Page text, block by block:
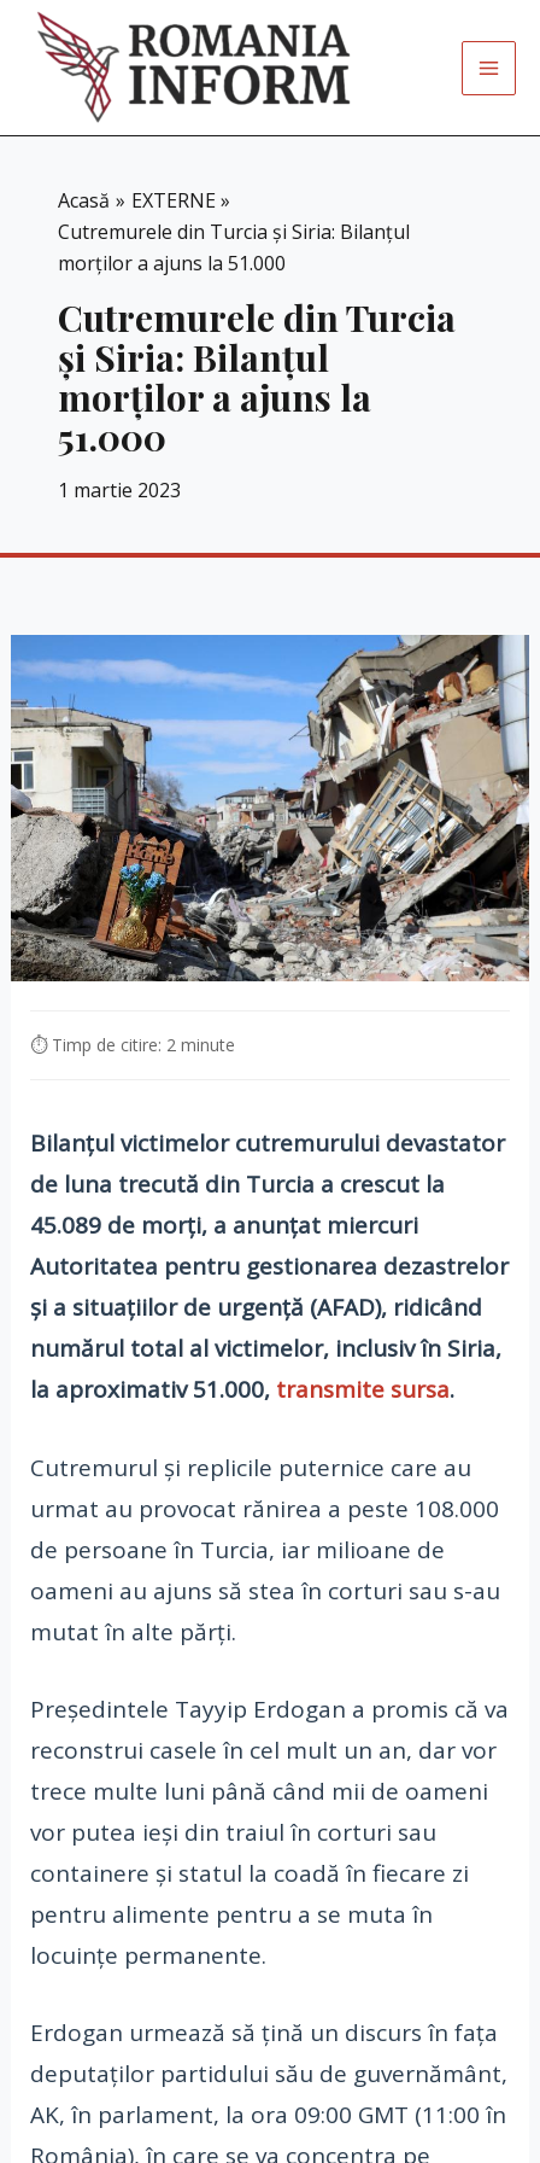
content
Acasă
EXTERNE
Cutremurele din Turcia și Siria: Bilanțul
morților a ajuns la 51.000
Cutremurele din Turcia
și Siria: Bilanțul
morților a ajuns la
51.000
1 martie 2023
⏱ Timp de citire: 2 minute
Bilanțul victimelor cutremurului devastator
de luna trecută din Turcia a crescut la
45.089 de morți, a anunțat miercuri
Autoritatea pentru gestionarea dezastrelor
și a situațiilor de urgență (AFAD), ridicând
numărul total al victimelor, inclusiv în Siria,
la aproximativ 51.000, transmite sursa.
Cutremurul și replicile puternice care au
urmat au provocat rănirea a peste 108.000
de persoane în Turcia, iar milioane de
oameni au ajuns să stea în corturi sau s-au
mutat în alte părți.
Președintele Tayyip Erdogan a promis că va
reconstrui casele în cel mult un an, dar vor
trece multe luni până când mii de oameni
vor putea ieși din traiul în corturi sau
containere și statul la coadă în fiecare zi
pentru alimente pentru a se muta în
locuințe permanente.
Erdogan urmează să țină un discurs în fața
deputaților partidului său de guvernământ,
AK, în parlament, la ora 09:00 GMT (11:00 în
România), în care se va concentra pe